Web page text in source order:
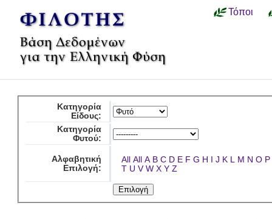
Τόποι
Κατηγορία
Είδους:
Κατηγορία
Φυτού:
Αλφαβητική
Επιλογή:
All All A B C D E F G H I J K L M N O P
T U V W X Y Z